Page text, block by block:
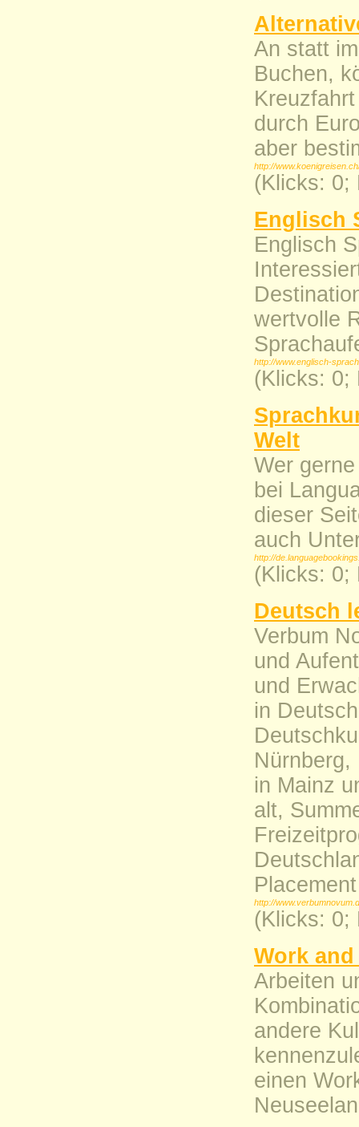
An statt
Buchen,
durch
aber
http://
(Klicks: 0;
Englisch
Englisch
wertvolle
http://www.englisch-
(Klicks: 0;
Welt
Wer
bei
dieser
auch
http://
(Klicks: 0;
Deutsch
Verbum
und
und
in
Nürnberg,
in Mainz
alt,
http://
(Klicks: 0;
Work
Arbeiten
andere
einen